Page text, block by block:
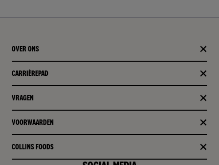
OVER ONS
CARRIÈREPAD
VRAGEN
VOORWAARDEN
COLLINS FOODS